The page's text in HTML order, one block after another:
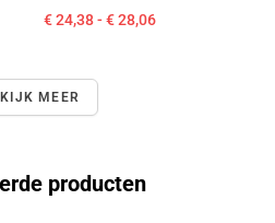
€ 24,38 - € 28,06
MEER
producten